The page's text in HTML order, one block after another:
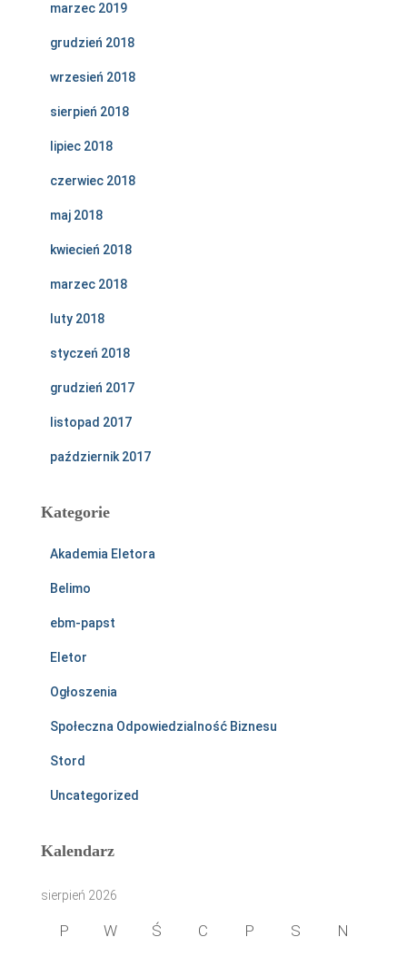
marzec 2019
grudzień 2018
wrzesień 2018
sierpień 2018
lipiec 2018
czerwiec 2018
maj 2018
kwiecień 2018
marzec 2018
luty 2018
styczeń 2018
grudzień 2017
listopad 2017
październik 2017
Kategorie
Akademia Eletora
Belimo
ebm-papst
Eletor
Ogłoszenia
Społeczna Odpowiedzialność Biznesu
Stord
Uncategorized
Kalendarz
sierpień 2026
P W Ś C P S N